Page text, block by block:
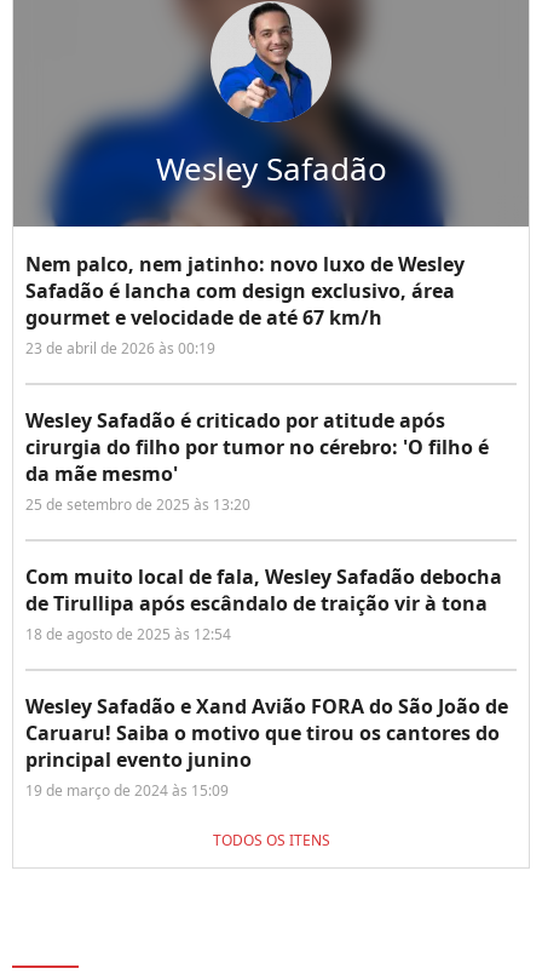
Wesley Safadão
Nem palco, nem jatinho: novo luxo de Wesley
Safadão é lancha com design exclusivo, área
gourmet e velocidade de até 67 km/h
23 de abril de 2026 às 00:19
Wesley Safadão é criticado por atitude após
cirurgia do filho por tumor no cérebro: 'O filho é
da mãe mesmo'
25 de setembro de 2025 às 13:20
Com muito local de fala, Wesley Safadão debocha
de Tirullipa após escândalo de traição vir à tona
18 de agosto de 2025 às 12:54
Wesley Safadão e Xand Avião FORA do São João de
Caruaru! Saiba o motivo que tirou os cantores do
principal evento junino
19 de março de 2024 às 15:09
TODOS OS ITENS